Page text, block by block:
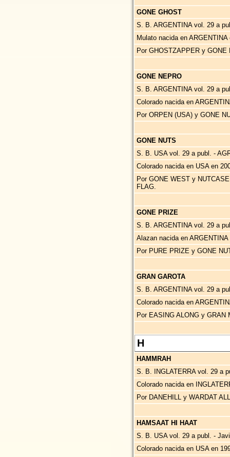
GONE GHOST
S. B. ARGENTINA vol. 29 a
Mulato nacida en
Por GHOSTZAPPER y
GONE NEPRO
S. B. ARGENTINA vol. 29 a
Colorado nacida en
Por ORPEN (USA) y GONE
GONE NUTS
S. B. USA vol. 29 a publ. -
Colorado nacida en USA en
Por GONE WEST y
FLAG.
GONE PRIZE
S. B. ARGENTINA vol. 29 a
Alazan nacida en
Por PURE PRIZE y GONE
GRAN GAROTA
S. B. ARGENTINA vol. 29 a
Colorado nacida en
Por EASING ALONG y
H
HAMMRAH
S. B. INGLATERRA vol. 29 a
Colorado nacida en
Por DANEHILL y WARDAT
HAMSAAT HI HAAT
S. B. USA vol. 29 a publ. -
Colorado nacida en USA en